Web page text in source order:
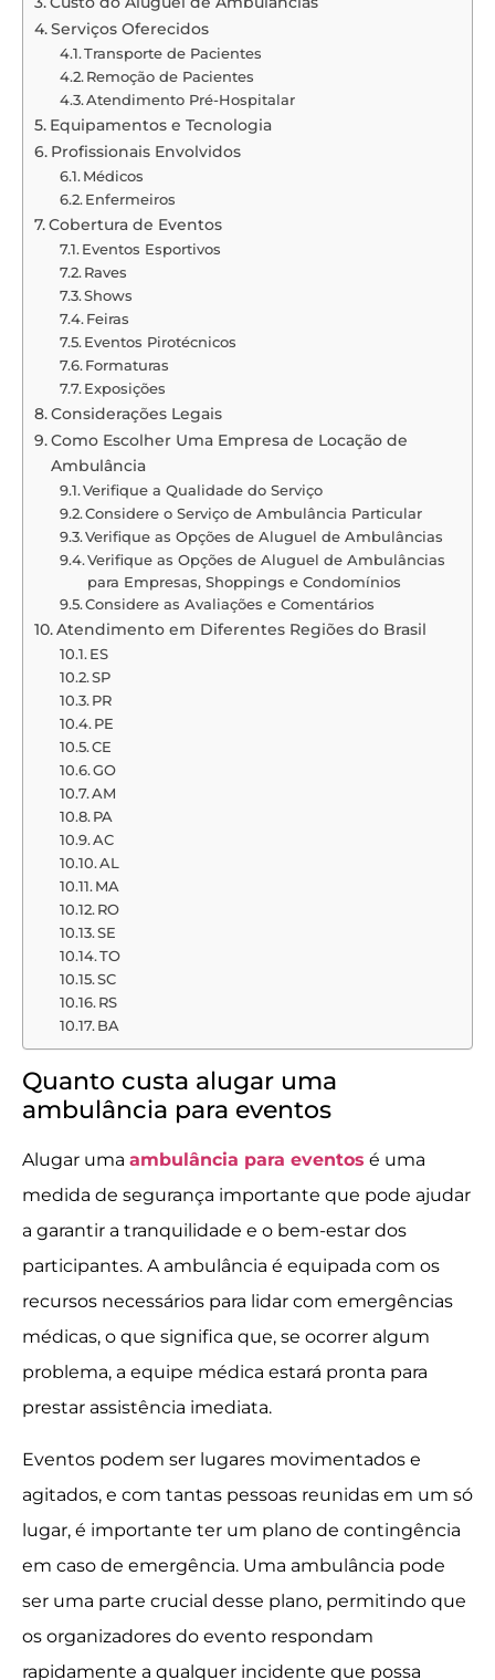
Serviços Oferecidos
Transporte de Pacientes
Remoção de Pacientes
Atendimento Pré-Hospitalar
Equipamentos e Tecnologia
Profissionais Envolvidos
Médicos
Enfermeiros
Cobertura de Eventos
Eventos Esportivos
Raves
Shows
Feiras
Eventos Pirotécnicos
Formaturas
Exposições
Considerações Legais
Como Escolher Uma Empresa de Locação de
Ambulância
Verifique a Qualidade do Serviço
Considere o Serviço de Ambulância Particular
Verifique as Opções de Aluguel de Ambulâncias
Verifique as Opções de Aluguel de Ambulâncias
para Empresas, Shoppings e Condomínios
Considere as Avaliações e Comentários
Atendimento em Diferentes Regiões do Brasil
ES
SP
PR
PE
CE
GO
AM
PA
AC
AL
MA
RO
SE
TO
SC
RS
BA
Quanto custa alugar uma
ambulância para eventos
Alugar uma ambulância para eventos é uma
medida de segurança importante que pode ajudar
a garantir a tranquilidade e o bem-estar dos
participantes. A ambulância é equipada com os
recursos necessários para lidar com emergências
médicas, o que significa que, se ocorrer algum
problema, a equipe médica estará pronta para
prestar assistência imediata.
Eventos podem ser lugares movimentados e
agitados, e com tantas pessoas reunidas em um só
lugar, é importante ter um plano de contingência
em caso de emergência. Uma ambulância pode
ser uma parte crucial desse plano, permitindo que
os organizadores do evento respondam
rapidamente a qualquer incidente que possa